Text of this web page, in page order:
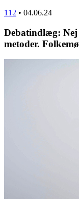
112 • 04.06.24
Debatindlæg:
metoder.